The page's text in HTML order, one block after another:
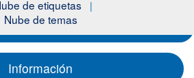
de etiquetas
Nube de temas
Información